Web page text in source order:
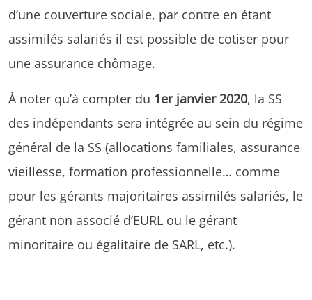
d’une couverture sociale, par contre en étant
assimilés salariés il est possible de cotiser pour
une assurance chômage.
À noter qu’à compter du 1er janvier 2020, la SS
des indépendants sera intégrée au sein du régime
général de la SS (allocations familiales, assurance
vieillesse, formation professionnelle… comme
pour les gérants majoritaires assimilés salariés, le
gérant non associé d’EURL ou le gérant
minoritaire ou égalitaire de SARL, etc.).